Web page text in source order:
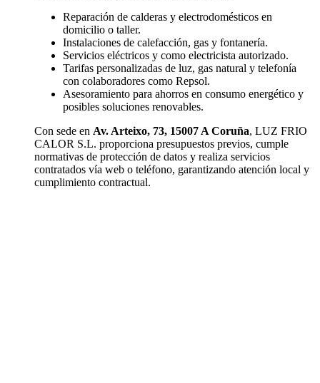
Reparación de calderas y electrodomésticos en
domicilio o taller.
Instalaciones de calefacción, gas y fontanería.
Servicios eléctricos y como electricista autorizado.
Tarifas personalizadas de luz, gas natural y telefonía
con colaboradores como Repsol.
Asesoramiento para ahorros en consumo energético y
posibles soluciones renovables.
Con sede en Av. Arteixo, 73, 15007 A Coruña, LUZ FRIO
CALOR S.L. proporciona presupuestos previos, cumple
normativas de protección de datos y realiza servicios
contratados vía web o teléfono, garantizando atención local y
cumplimiento contractual.